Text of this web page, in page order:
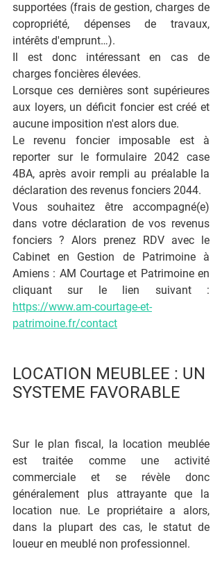
supportées (frais de gestion, charges de
copropriété, dépenses de travaux,
intérêts d'emprunt…).
Il est donc intéressant en cas de
charges foncières élevées.
Lorsque ces dernières sont supérieures
aux loyers, un déficit foncier est créé et
aucune imposition n'est alors due.
Le revenu foncier imposable est à
reporter sur le formulaire 2042 case
4BA, après avoir rempli au préalable la
déclaration des revenus fonciers 2044.
Vous souhaitez être accompagné(e)
dans votre déclaration de vos revenus
fonciers ? Alors prenez RDV avec le
Cabinet en Gestion de Patrimoine à
Amiens : AM Courtage et Patrimoine en
https://www.am-courtage-et-
patrimoine.fr/contact
LOCATION MEUBLEE : UN
SYSTEME FAVORABLE
Sur le plan fiscal, la location meublée
est traitée comme une activité
commerciale et se révèle donc
généralement plus attrayante que la
location nue. Le propriétaire a alors,
dans la plupart des cas, le statut de
loueur en meublé non professionnel.